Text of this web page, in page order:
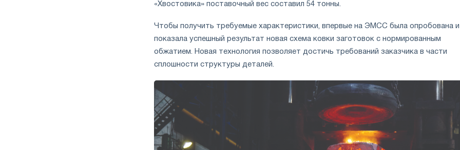
«Хвостовика» поставочный вес составил 54 тонны.
Чтобы получить требуемые характеристики, впервые на ЭМСС была опробована и
показала успешный результат новая схема ковки заготовок с нормированным
обжатием. Новая технология позволяет достичь требований заказчика в части
сплошности структуры деталей.